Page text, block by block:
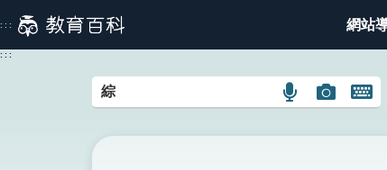
到
主
::: 網站
:::
語
搜
圖
搜
開
鍵